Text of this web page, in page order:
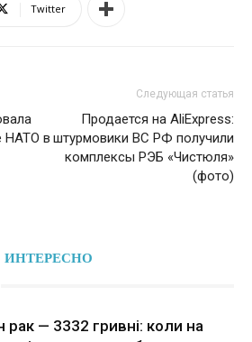
Twitter
НАТО в
Следующая статья
Продается на AliExpress:
штурмовики ВС РФ получили
комплексы РЭБ «Чистюля»
(фото)
рак — 3332 гривні: коли на